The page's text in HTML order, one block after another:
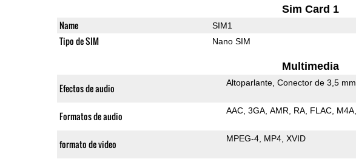
Sim Card 1
Name SIM1
Tipo de SIM Nano SIM
Multimedia
Efectos de audio Altoparlante Conector de 3,5 mm
Formatos de audio AAC 3GA AMR RA FLAC M4A
formato de video MPEG-4 MP4 XVID